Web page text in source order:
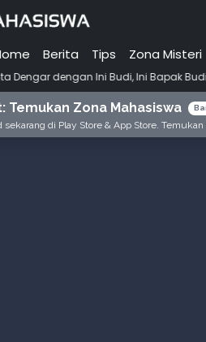
Berita Tips Zona Misteri
Ini Budi, Ini Bapak Budi, Ini Adik Budi •
Temukan Zona Mahasiswa
sekarang di Play Store & App Store.